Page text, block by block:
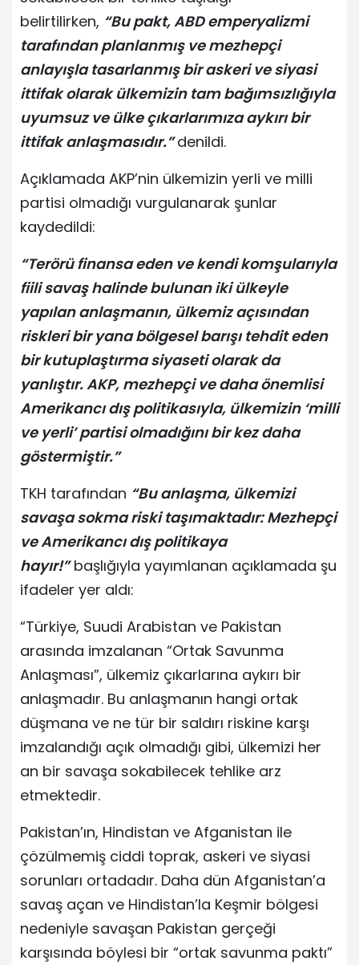
belirtilirken, “Bu pakt, ABD emperyalizmi
tarafından planlanmış ve mezhepçi
anlayışla tasarlanmış bir askeri ve siyasi
ittifak olarak ülkemizin tam bağımsızlığıyla
uyumsuz ve ülke çıkarlarımıza aykırı bir
ittifak anlaşmasıdır.” denildi.
Açıklamada AKP’nin ülkemizin yerli ve milli
partisi olmadığı vurgulanarak şunlar
kaydedildi:
“Terörü finansa eden ve kendi komşularıyla
fiili savaş halinde bulunan iki ülkeyle
yapılan anlaşmanın, ülkemiz açısından
riskleri bir yana bölgesel barışı tehdit eden
bir kutuplaştırma siyaseti olarak da
yanlıştır. AKP, mezhepçi ve daha önemlisi
Amerikancı dış politikasıyla, ülkemizin ‘milli
ve yerli’ partisi olmadığını bir kez daha
göstermiştir.”
TKH tarafından “Bu anlaşma, ülkemizi
savaşa sokma riski taşımaktadır: Mezhepçi
ve Amerikancı dış politikaya
hayır!”başlığıyla yayımlanan açıklamada şu
ifadeler yer aldı:
“Türkiye, Suudi Arabistan ve Pakistan
arasında imzalanan “Ortak Savunma
Anlaşması”, ülkemiz çıkarlarına aykırı bir
anlaşmadır. Bu anlaşmanın hangi ortak
düşmana ve ne tür bir saldırı riskine karşı
imzalandığı açık olmadığı gibi, ülkemizi her
an bir savaşa sokabilecek tehlike arz
etmektedir.
Pakistan’ın, Hindistan ve Afganistan ile
çözülmemiş ciddi toprak, askeri ve siyasi
sorunları ortadadır. Daha dün Afganistan’a
savaş açan ve Hindistan’la Keşmir bölgesi
nedeniyle savaşan Pakistan gerçeği
karşısında böylesi bir “ortak savunma paktı”